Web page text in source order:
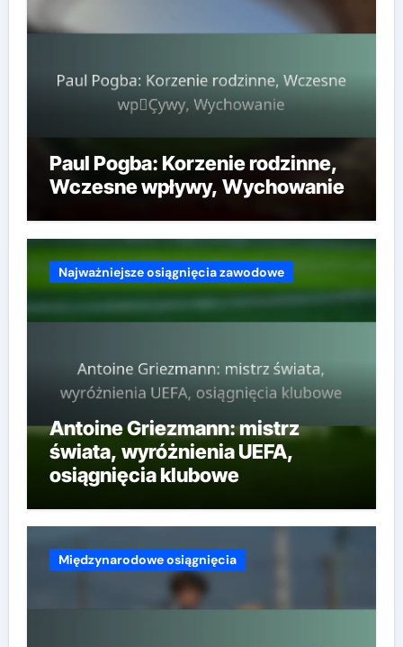
Paul Pogba: Korzenie rodzinne,
Wczesne wpływy, Wychowanie
Najważniejsze osiągnięcia zawodowe
Antoine Griezmann: mistrz
świata, wyróżnienia UEFA,
osiągnięcia klubowe
Międzynarodowe osiągnięcia